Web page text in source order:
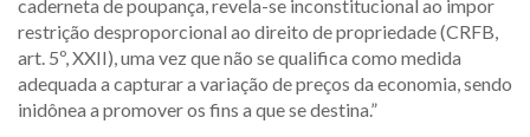
caderneta de poupança, revela-se inconstitucional ao impor
restrição desproporcional ao direito de propriedade (CRFB,
art. 5º, XXII), uma vez que não se qualifica como medida
adequada a capturar a variação de preços da economia, sendo
inidônea a promover os fins a que se destina.”